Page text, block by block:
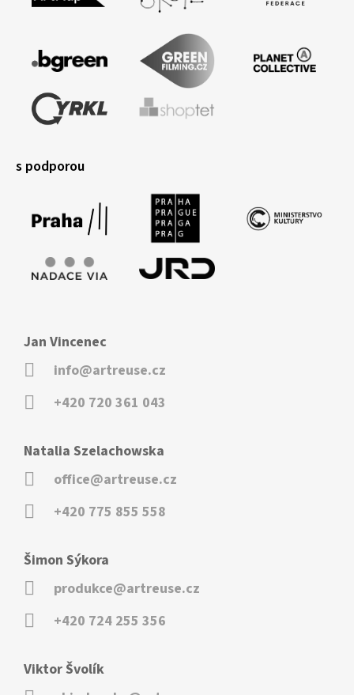
s podporou
Jan Vincenec
info@artreuse.cz
+420 720 361 043
Natalia Szelachowska
office@artreuse.cz
+420 775 855 558
Šimon Sýkora
produkce@artreuse.cz
+420 724 255 356
Viktor Švolík